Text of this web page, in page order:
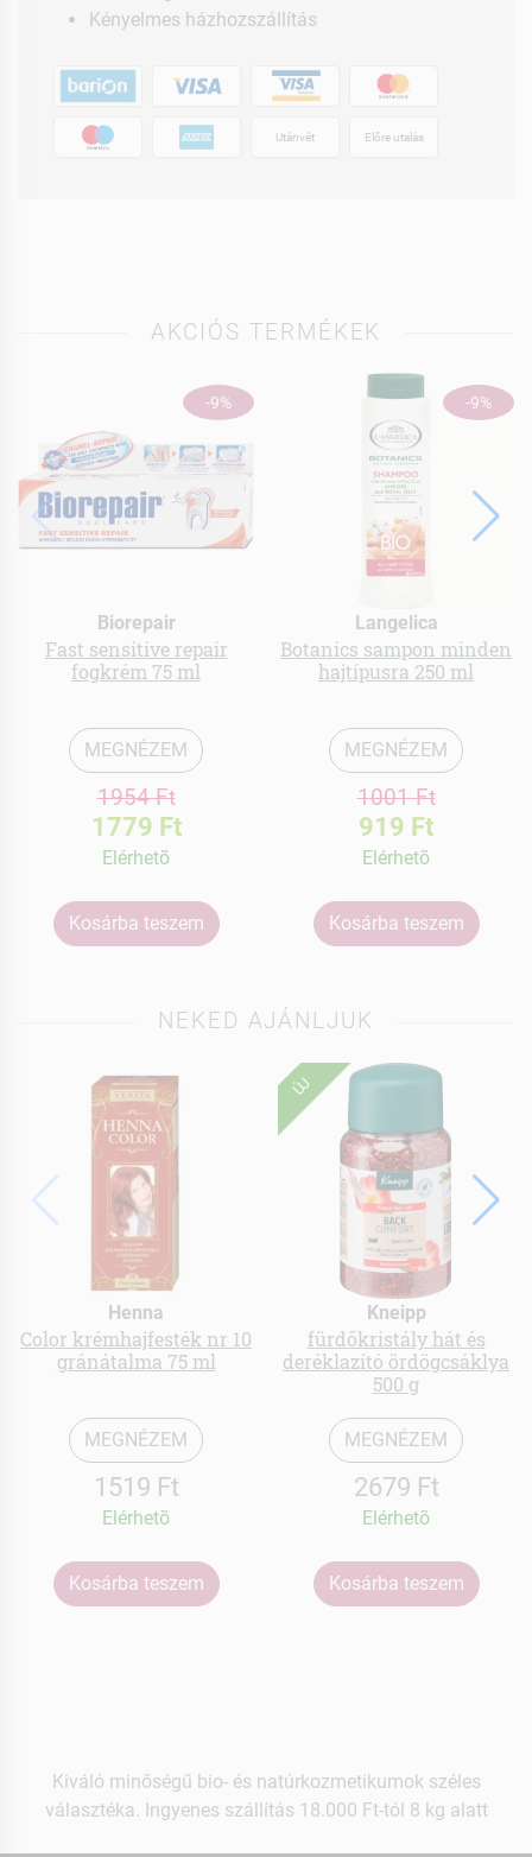
Kényelmes házhozszállítás
Utánvét Előre utalás
AKCIÓS TERMÉKEK
-9%
Biorepair
Fast sensitive repair
fogkrém 75 ml
MEGNÉZEM
1954 Ft
1779 Ft
Elérhetõ
Kosárba teszem
-9%
Langelica
Botanics sampon minden
hajtípusra 250 ml
MEGNÉZEM
1001 Ft
919 Ft
Elérhetõ
Kosárba teszem
NEKED AJÁNLJUK
Henna
Color krémhajfesték nr 10
gránátalma 75 ml
MEGNÉZEM
1519 Ft
Elérhetõ
Kosárba teszem
ÚJ
Kneipp
fürdőkristály hát és
deréklazító ördögcsáklya
500 g
MEGNÉZEM
2679 Ft
Elérhetõ
Kosárba teszem
Kiváló minőségű bio- és natúrkozmetikumok széles
választéka. Ingyenes szállítás 18.000 Ft-tól 8 kg alatt